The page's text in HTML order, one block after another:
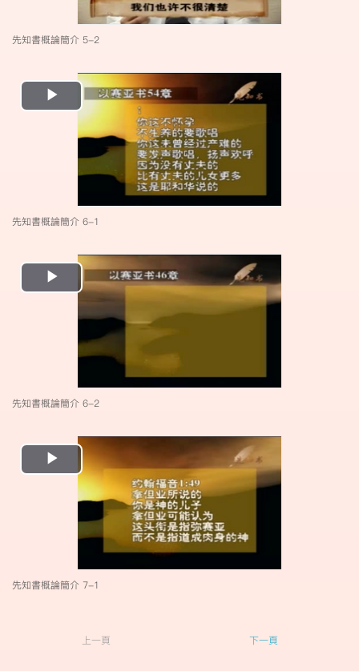
先知書概論簡介 5-2
Play
Video
先知書概論簡介 6-1
Play
Video
先知書概論簡介 6-2
Play
Video
先知書概論簡介 7-1
上一頁 下一頁